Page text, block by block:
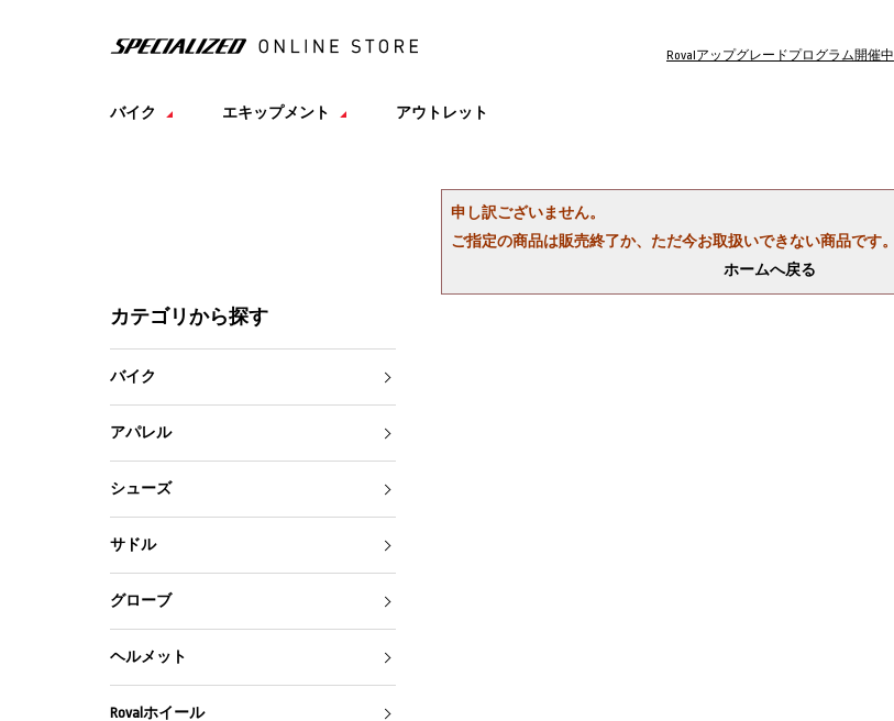
Rovalアップグレードプログラム開催中
バイク エキップメント アウトレット
申し訳ございません。
ご指定の商品は販売終了か、ただ今お取扱いできない商品です。
ホームへ戻る
カテゴリから探す
バイク
アパレル
シューズ
サドル
グローブ
ヘルメット
Rovalホイール